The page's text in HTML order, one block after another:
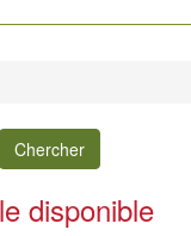
Chercher
disponible